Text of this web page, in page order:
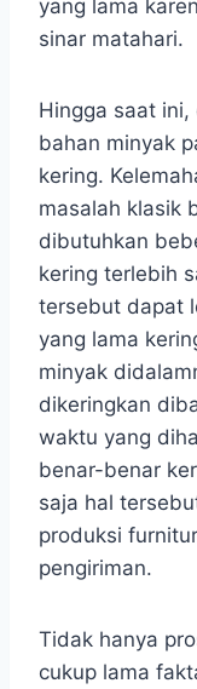
yang lama
sinar matahari.
Hingga saat
bahan minyak
kering.
masalah klasik
dibutuhkan
kering terlebih
tersebut dapat
yang lama
minyak
dikeringkan
waktu yang
benar-benar
saja hal
produksi
pengiriman.
Tidak hanya
cukup lama